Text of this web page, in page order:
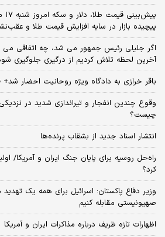
پیچیده بازار در سایه افزایش قیمت طلا و
اگر جلیلی رئیس جمهور می شد، چه اتفاقی می
آخرین لحظه تلاش کردیم از درگیری جلوگیری
باقر خرازی به دادگاه ویژه روحانیت احضار شد+
وقوع چندین انفجار و تیراندازی شدید در
چیست؟
انتشار اسناد جدید از بشقاب پرنده‌ها
راه‌حل روسیه برای پایان جنگ ایران و آمریکا/
کرد؟
وزیر دفاع پاکستان: اسرائیل برای همه یک
صهیونیستی مقابله کنیم
اظهارات تازه ظریف درباره مذاکرات ایران و آمریکا